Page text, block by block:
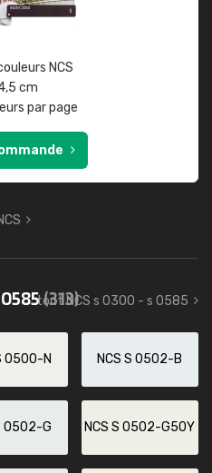
NCS
cm
par page
(313)
tout NCS s 0300 - s 0585
0500-N NCS S 0502-B
0502-G NCS S 0502-G50Y